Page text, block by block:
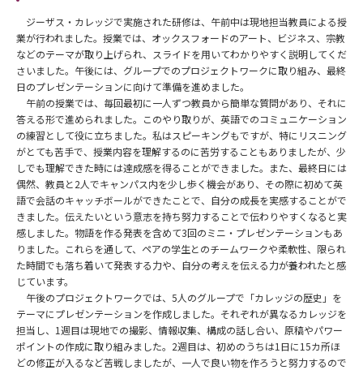
ジーザス・カレッジで実施された研修は、午前中は現地担当教員による授
業が行われました。授業では、オックスフォードのアート、ビジネス、宗教
などのテーマが取り上げられ、スライドを用いてわかりやすく説明してくだ
さいました。午後には、グループでのプロジェクトワークに取り組み、最終
日のプレゼンテーションに向けて準備を進めました。
午前の授業では、毎回最初に一人ずつ教員から簡単な質問があり、それに
答える形で進められました。このやり取りが、英語でのコミュニケーション
の練習として役に立ちました。私はスピーキングもですが、特にリスニング
がとても苦手で、授業内容を理解するのに苦労することもありましたが、少
しでも理解できた時には達成感を得ることができました。また、最終日には
偶然、教員と2人でキャンパス内を少し歩く機会があり、その際に初めて英
語で会話のキャッチボールができたことで、自分の成長を実感することがで
きました。伝えたいという意志を持ち努力することで伝わりやすくなると実
感しました。物語を作る発表を含めて3回のミニ・プレゼンテーションもあ
りました。これらを通して、ペアの学生とのチームワークや柔軟性、限られ
た時間でも落ち着いて発表する力や、自分の考えを伝える力が養われたと感
じています。
午後のプロジェクトワークでは、5人のグループで「カレッジの歴史」を
テーマにプレゼンテーションを作成しました。それぞれが異なるカレッジを
担当し、1週目は現地での撮影、情報収集、構成の話し合い、原稿やパワー
ポイントの作成に取り組みました。2週目は、初めのうちは1日に15カ所ほ
どの修正が入るなど苦戦しましたが、一人で良い物を作ろうと努力するので